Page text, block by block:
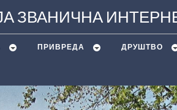
ЗВАНИЧНА
ПРИВРЕДА ДРУШТВО